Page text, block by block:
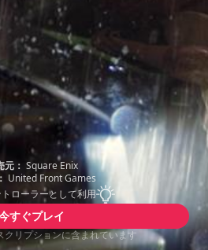
元： Square Enix
United Front Games
ローラーとして利用
すぐプレイ
クリプションに含まれています